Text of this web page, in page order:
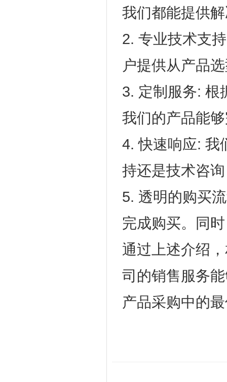
我们都能提供
2. 专业技术支
户提供从产品
3. 定制服务: 根
我们的产品能
4. 快速响应: 我
持还是技术咨
5. 透明的购买
完成购买。同
通过上述介绍
司的销售服务
产品采购中的